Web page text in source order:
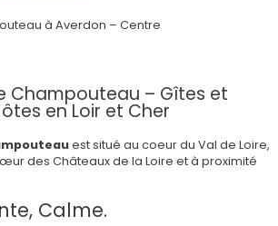
à Averdon – Centre
Champouteau – Gîtes et
en Loir et Cher
est situé au coeur du Val de Loire,
des Châteaux de la Loire et à proximité
Calme.